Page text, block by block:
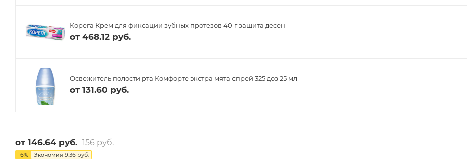
Корега Крем для фиксации зубных протезов 40 г защита десен
от 468.12 руб.
Освежитель полости рта Комфорте экстра мята спрей 325 доз 25 мл
от 131.60 руб.
от 146.64 руб. 156 руб.
-6% Экономия 9.36 руб.